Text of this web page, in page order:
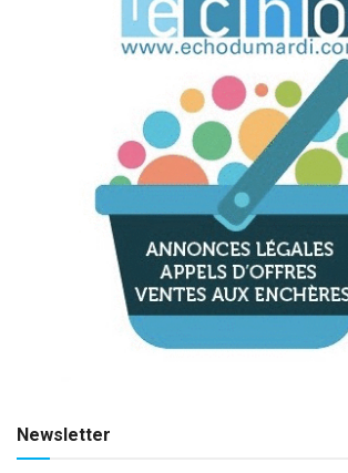
Newsletter